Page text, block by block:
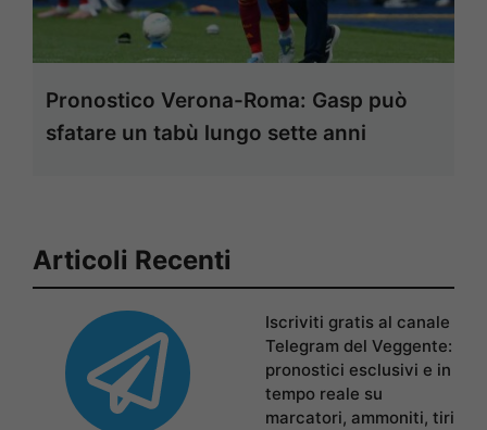
Pronostico Verona-Roma: Gasp può
sfatare un tabù lungo sette anni
Articoli Recenti
Iscriviti gratis al canale
Telegram del Veggente:
pronostici esclusivi e in
tempo reale su
marcatori, ammoniti, tiri